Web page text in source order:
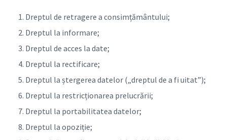
Dreptul de retragere a consimțământului;
Dreptul la informare;
Dreptul de acces la date;
Dreptul la rectificare;
Dreptul la ștergerea datelor („dreptul de a fi uitat”);
Dreptul la restricționarea prelucrării;
Dreptul la portabilitatea datelor;
Dreptul la opoziție;